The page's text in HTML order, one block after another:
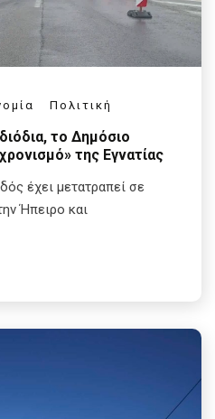
Πολιτική
το Δημόσιο
της Εγνατίας
έχει μετατραπεί σε
Ήπειρο και